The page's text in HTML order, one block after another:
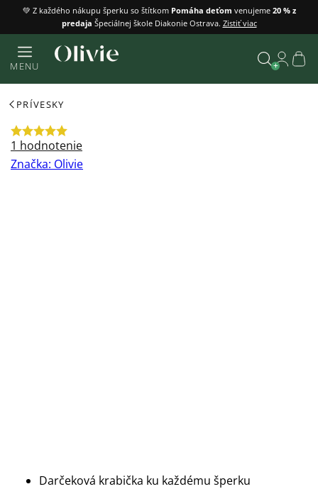
Prejsť
obsah
💚 Z každého nákupu šperku so štítkom Pomáha deťom venujeme 20 % z
predaja Špeciálnej škole Diakonie Ostrava. Zistiť viac
MENU
PRÍVESKY
Priemerné
hodnotenie
1 hodnotenie
Značka: Olivie
Darčeková krabička ku každému šperku